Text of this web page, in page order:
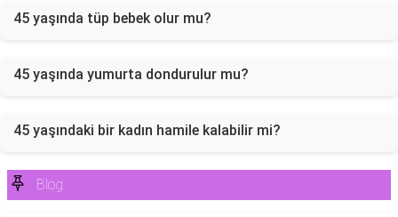
45 yaşında tüp bebek olur mu?
45 yaşında yumurta dondurulur mu?
45 yaşındaki bir kadın hamile kalabilir mi?
Blog